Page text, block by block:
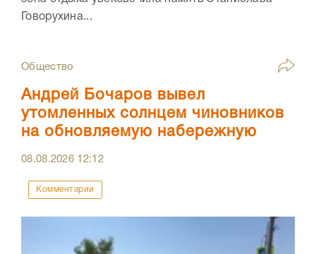
Говорухина...
Общество
Андрей Бочаров вывел
утомленных солнцем чиновников
на обновляемую набережную
08.08.2026 12:12
Комментарии